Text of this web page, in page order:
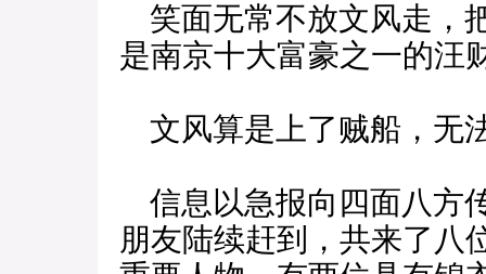
笑面无常不放文风走，
是南京十大富豪之一的汪
文风算是上了贼船，无
信息以急报向四面八方
朋友陆续赶到，共来了八